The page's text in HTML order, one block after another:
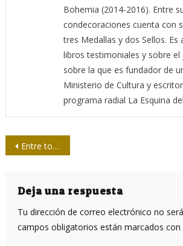
Bohemia (2014-2016). Entre
condecoraciones cuenta con
tres Medallas y dos Sellos. Es
libros testimoniales y sobre el
sobre la que es fundador de
Ministerio de Cultura y
programa radial La Esquina
Navegación
entradas
Entre todos transformaremos la prensa cubana
Deja una respuesta
Tu dirección de correo electrónico no
campos obligatorios están marcados con